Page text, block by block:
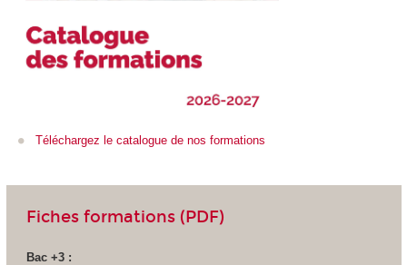
Téléchargez le catalogue de nos formations
Fiches formations (PDF)
Bac +3 :